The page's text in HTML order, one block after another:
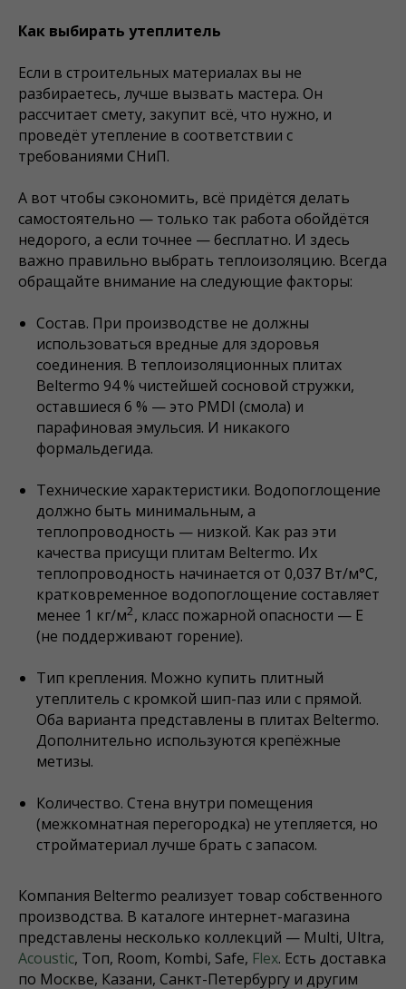
Как выбирать утеплитель
Если в строительных материалах вы не
разбираетесь, лучше вызвать мастера. Он
рассчитает смету, закупит всё, что нужно, и
проведёт утепление в соответствии с
требованиями СНиП.
А вот чтобы сэкономить, всё придётся делать
самостоятельно — только так работа обойдётся
недорого, а если точнее — бесплатно. И здесь
важно правильно выбрать теплоизоляцию. Всегда
обращайте внимание на следующие факторы:
Состав. При производстве не должны
использоваться вредные для здоровья
соединения. В теплоизоляционных плитах
Beltermo 94 % чистейшей сосновой стружки,
оставшиеся 6 % — это PMDI (смола) и
парафиновая эмульсия. И никакого
формальдегида.
Технические характеристики. Водопоглощение
должно быть минимальным, а
теплопроводность — низкой. Как раз эти
качества присущи плитам Beltermo. Их
теплопроводность начинается от 0,037 Вт/м°С,
кратковременное водопоглощение составляет
менее 1 кг/м2, класс пожарной опасности — E
(не поддерживают горение).
Тип крепления. Можно купить плитный
утеплитель с кромкой шип-паз или с прямой.
Оба варианта представлены в плитах Beltermo.
Дополнительно используются крепёжные
метизы.
Количество. Стена внутри помещения
(межкомнатная перегородка) не утепляется, но
стройматериал лучше брать с запасом.
Компания Beltermo реализует товар собственного
производства. В каталоге интернет-магазина
представлены несколько коллекций — Multi, Ultra,
Acoustic, Топ, Room, Kombi, Safe, Flex. Есть доставка
по Москве, Казани, Санкт-Петербургу и другим